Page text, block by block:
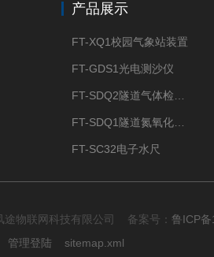
产品展示
FT-XQ1校园气象站装置
FT-GDS1光电测沙仪
FT-SC32电子水尺
途物联网科技有限公司 备案号： 鲁ICP
管理登陆 sitemap.xml